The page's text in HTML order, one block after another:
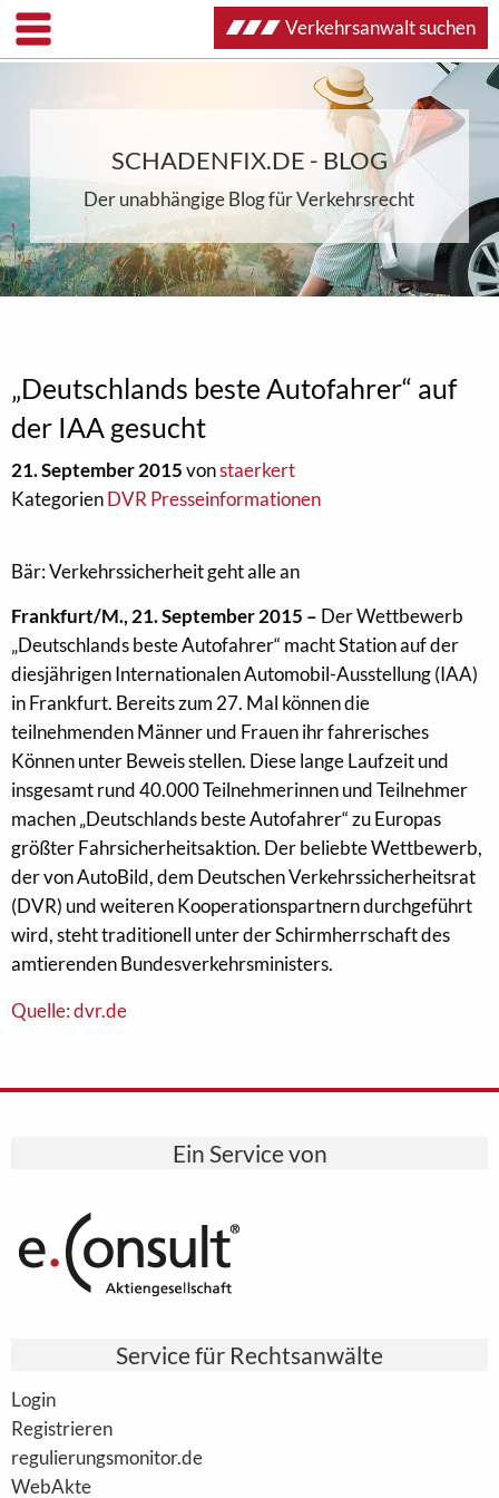
SCHADENFIX.DE - BLOG
Der unabhängige Blog für Verkehrsrecht
„Deutschlands beste Autofahrer“ auf
der IAA gesucht
21. September 2015vonstaerkert
KategorienDVR Presseinformationen
Bär: Verkehrssicherheit geht alle an
Frankfurt/M., 21. September 2015 – Der Wettbewerb
„Deutschlands beste Autofahrer“ macht Station auf der
diesjährigen Internationalen Automobil-Ausstellung (IAA)
in Frankfurt. Bereits zum 27. Mal können die
teilnehmenden Männer und Frauen ihr fahrerisches
Können unter Beweis stellen. Diese lange Laufzeit und
insgesamt rund 40.000 Teilnehmerinnen und Teilnehmer
machen „Deutschlands beste Autofahrer“ zu Europas
größter Fahrsicherheitsaktion. Der beliebte Wettbewerb,
der von AutoBild, dem Deutschen Verkehrssicherheitsrat
(DVR) und weiteren Kooperationspartnern durchgeführt
wird, steht traditionell unter der Schirmherrschaft des
amtierenden Bundesverkehrsministers.
Quelle: dvr.de
Ein Service von
Service für Rechtsanwälte
Login
Registrieren
regulierungsmonitor.de
WebAkte
Verkehrsanwalt suchen